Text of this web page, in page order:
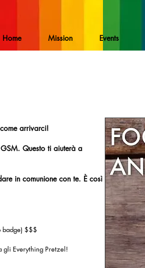
Home Mission Events
arrivarci!
Questo ti aiuterà a
in comunione con te. È così
badge) $$$
gli Everything Pretzel!